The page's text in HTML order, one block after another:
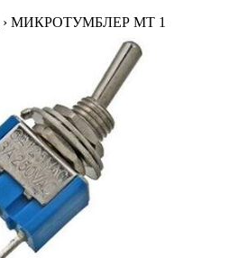
› МИКРОТУМБЛЕР МТ 1